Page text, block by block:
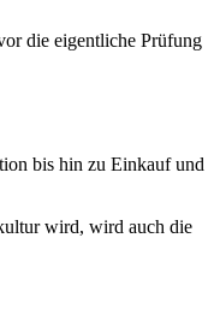
die eigentliche Prüfung
bis hin zu Einkauf und
wird, wird auch die